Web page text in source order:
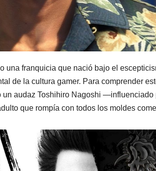
una franquicia que nació bajo el
de la cultura gamer. Para comprender
audaz Toshihiro Nagoshi —influenciado
que rompía con todos los moldes